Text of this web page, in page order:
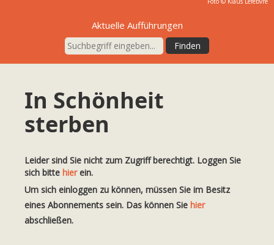
Aktuelle Aufführungen
In Schönheit
sterben
Leider sind Sie nicht zum Zugriff berechtigt. Loggen Sie
sich bitte hierein.
Um sich einloggen zu können, müssen Sie im Besitz
eines Abonnements sein. Das können Sie hier
abschließen.